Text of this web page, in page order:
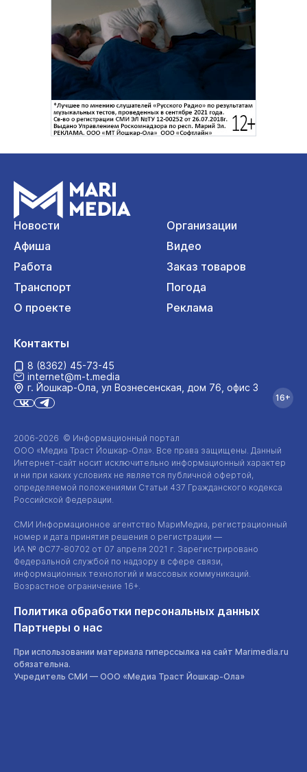
Новости
Организации
Афиша
Видео
Работа
Заказ товаров
Транспорт
Погода
О проекте
Реклама
2006-2026 © Информационный портал
ООО «Медиа Траст Йошкар-Ола». Все права защищены. Данный
Интернет-сайт носит исключительно информационный характер
и ни при каких условиях не является публичной офертой,
определяемой положениями Статьи 437 Гражданского кодекса
Российской Федерации.
СМИ Информационное агентство МариМедиа, регистрационный
номер и дата принятия решения о регистрации —
ИА № ФС77-80702 от 07 апреля 2021 г. Зарегистрировано
Федеральной службой по надзору в сфере связи,
информационных технологий и массовых коммуникаций.
Возрастное ограничение 16+.
Политика обработки персональных данных
Партнеры о нас
При использовании материала гиперссылка на сайт Marimedia.ru
обязательна.
Учредитель СМИ — ООО «Медиа Траст Йошкар-Ола»
Контакты
8 (8362) 45-73-45
internet@m-t.media
г. Йошкар‑Ола, ул Вознесенская, дом 76, офис 3
16+